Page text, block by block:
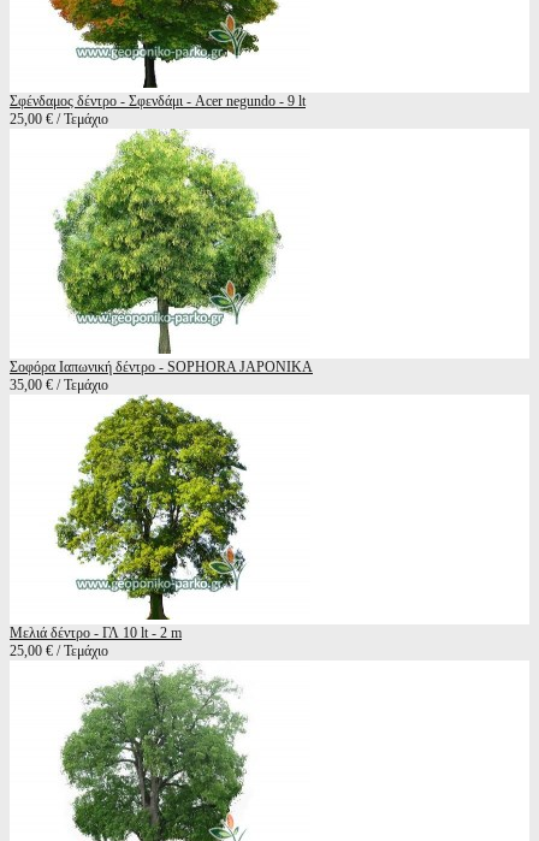
Σφένδαμος δέντρο - Σφενδάμι - Acer negundo - 9 lt
25,00 € / Τεμάχιο
Σοφόρα Ιαπωνική δέντρο - SOPHORA JAPONIKA
35,00 € / Τεμάχιο
Μελιά δέντρο - ΓΛ 10 lt - 2 m
25,00 € / Τεμάχιο